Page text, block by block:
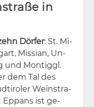
in
Dörfer: St. Mi­
Mis­si­an, Un­
und Mon­tiggl.
dem Tal des
Wein­stra­
Eppans ist ge­